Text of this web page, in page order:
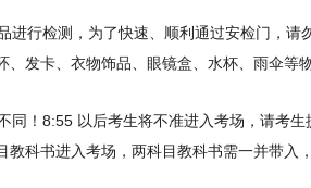
进行检测，为了快速、顺利通过安检门，
发卡、衣物饰品、眼镜盒、水杯、雨伞等物
同！8:55 以后考生将不准进入考场，请考
科书进入考场，两科目教科书需一并带入